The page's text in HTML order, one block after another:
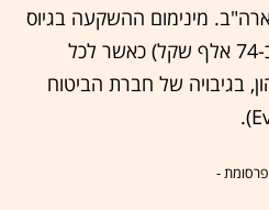
מינימום ההשקעה בגיוס
יעמוד על כ-20 אלף דולר (כ-74 אלף שקל) כאשר לכל
בגיבויה של חברת הביטוח
-